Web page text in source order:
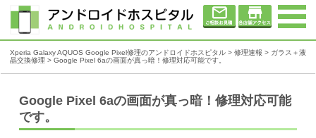
Xperia Galaxy AQUOS Google Pixel修理のアンドロイドホスピタル > 修理速報 > ガラス＋液
晶交換修理 > Google Pixel 6aの画面が真っ暗！修理対応可能です。
Google Pixel 6aの画面が真っ暗！修理対応可能
です。